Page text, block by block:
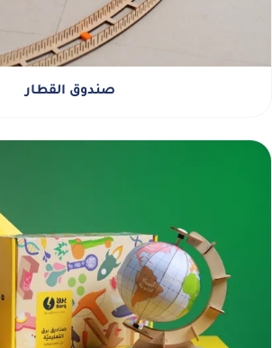
صندوق القطار